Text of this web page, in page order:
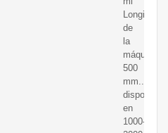
Longitud
de
la
máquina:
500
mm...
disponibles
en
1000-